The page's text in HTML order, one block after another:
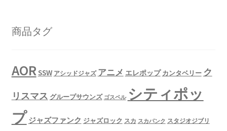
商品タグ
AORSSW アシッドジャズ アニメ エレポップ カンタベリー ク
リスマス グループサウンズ ゴスペル シティポッ
プ ジャズファンク ジャズロック スカ スカパンク スタジオジブリ